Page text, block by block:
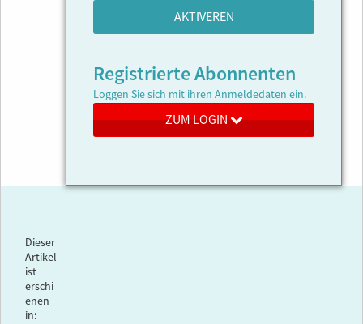
AKTIVEREN
Registrierte Abonnenten
Loggen Sie sich mit ihren Anmeldedaten ein.
ZUM LOGIN
Dieser
Artikel
ist
erschi
enen
in: